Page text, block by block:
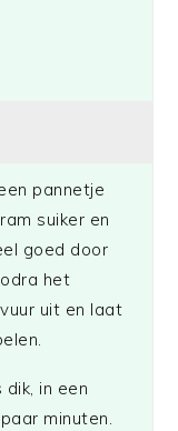
pannetje
suiker en
goed door
het
uit en laat
in een
minuten.